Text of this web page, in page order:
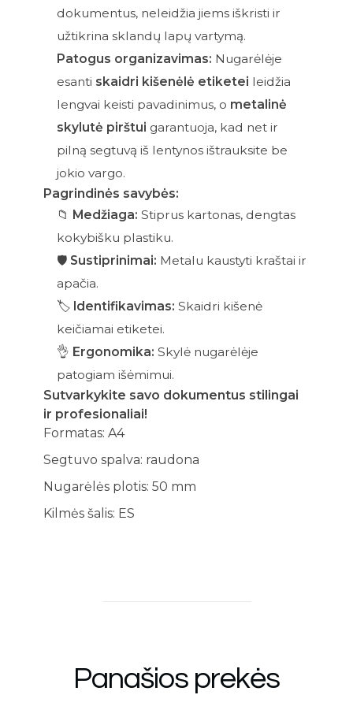
dokumentus, neleidžia jiems iškristi ir
užtikrina sklandų lapų vartymą.
Patogus organizavimas: Nugarėlėje
esanti skaidri kišenėlė etiketei leidžia
lengvai keisti pavadinimus, o metalinė
skylutė pirštui garantuoja, kad net ir
pilną segtuvą iš lentynos ištrauksite be
jokio vargo.
Pagrindinės savybės:
📁 Medžiaga: Stiprus kartonas, dengtas
kokybišku plastiku.
🛡️ Sustiprinimai: Metalu kaustyti kraštai ir
apačia.
🏷️ Identifikavimas: Skaidri kišenė
keičiamai etiketei.
👌 Ergonomika: Skylė nugarėlėje
patogiam išėmimui.
Sutvarkykite savo dokumentus stilingai
ir profesionaliai!
Formatas: A4
Segtuvo spalva: raudona
Nugarėlės plotis: 50 mm
Kilmės šalis: ES
Panašios prekės